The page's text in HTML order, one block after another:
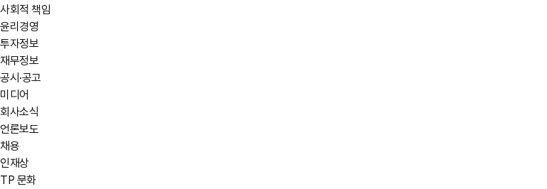
사회적 책임
윤리경영
투자정보
재무정보
공시·공고
미디어
회사소식
언론보도
채용
인재상
TP 문화